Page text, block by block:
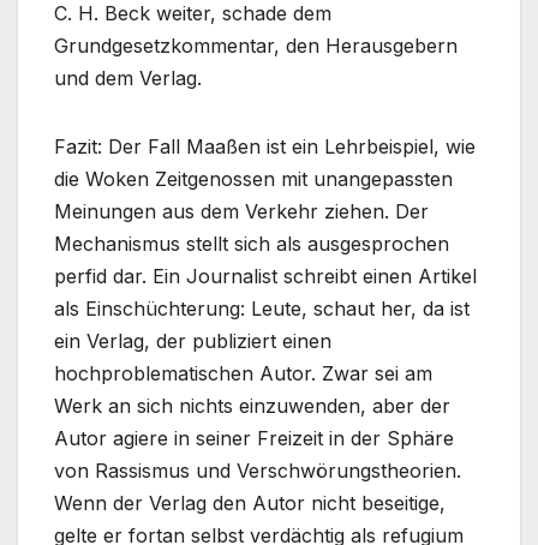
C. H. Beck weiter, schade dem
Grundgesetzkommentar, den Herausgebern
und dem Verlag.
Fazit: Der Fall Maaßen ist ein Lehrbeispiel, wie
die Woken Zeitgenossen mit unangepassten
Meinungen aus dem Verkehr ziehen. Der
Mechanismus stellt sich als ausgesprochen
perfid dar. Ein Journalist schreibt einen Artikel
als Einschüchterung: Leute, schaut her, da ist
ein Verlag, der publiziert einen
hochproblematischen Autor. Zwar sei am
Werk an sich nichts einzuwenden, aber der
Autor agiere in seiner Freizeit in der Sphäre
von Rassismus und Verschwörungstheorien.
Wenn der Verlag den Autor nicht beseitige,
gelte er fortan selbst verdächtig als refugium